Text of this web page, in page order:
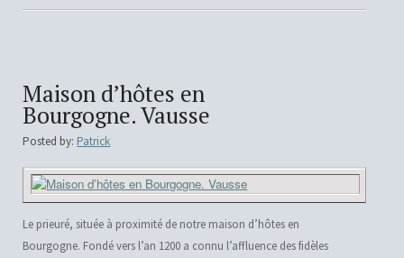
Maison d’hôtes en
Bourgogne. Vausse
Posted by: Patrick
Le prieuré, située à proximité de notre maison d’hôtes en
Bourgogne. Fondé vers l’an 1200 a connu l’affluence des fidèles